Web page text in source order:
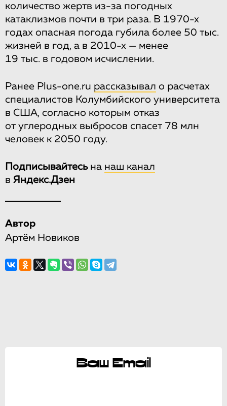
количество жертв из-за погодных
катаклизмов почти в три раза. В 1970-х
годах опасная погода губила более 50 тыс.
жизней в год, а в 2010-х — менее
19 тыс. в годовом исчислении.
Ранее Plus-one.ru рассказывал о расчетах
специалистов Колумбийского университета
в США, согласно которым отказ
от углеродных выбросов спасет 78 млн
человек к 2050 году.
Подписывайтесьна наш канал
в Яндекс.Дзен
Автор
Артём Новиков
Ваш Email